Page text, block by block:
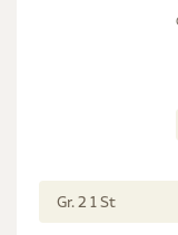
Gr. 2 1 St